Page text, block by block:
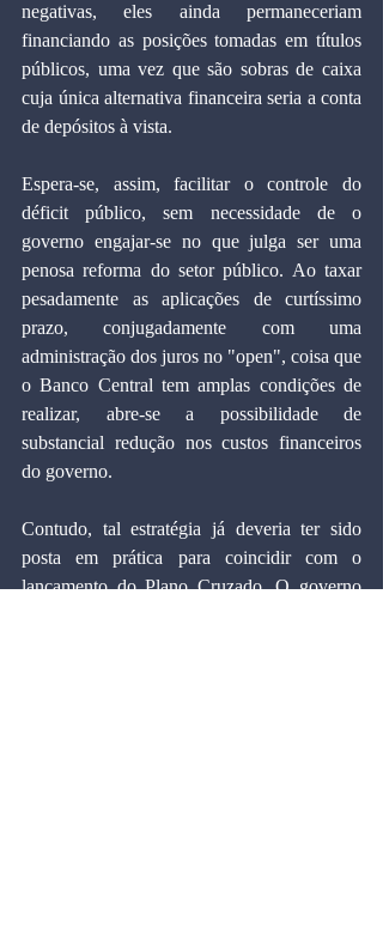
negativas, eles ainda permaneceriam
financiando as posições tomadas em títulos
públicos, uma vez que são sobras de caixa
cuja única alternativa financeira seria a conta
de depósitos à vista.
Espera-se, assim, facilitar o controle do
déficit público, sem necessidade de o
governo engajar-se no que julga ser uma
penosa reforma do setor público. Ao taxar
pesadamente as aplicações de curtíssimo
prazo, conjugadamente com uma
administração dos juros no "open", coisa que
o Banco Central tem amplas condições de
realizar, abre-se a possibilidade de
substancial redução nos custos financeiros
do governo.
Contudo, tal estratégia já deveria ter sido
posta em prática para coincidir com o
lançamento do Plano Cruzado. O governo